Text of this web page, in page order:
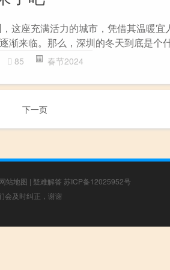
这座充满活力的城市，凭借其温暖
渐来临。那么，深圳的冬天到底是个
85 春节2024
下一页
站地图 | 疑难解答 苏ICP备12025952号
会及时纠正，谢谢